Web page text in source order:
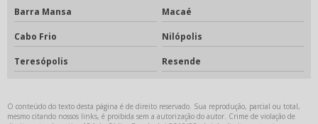
Barra Mansa Macaé
Cabo Frio Nilópolis
Teresópolis Resende
O conteúdo do texto desta página é de direito reservado. Sua reprodução, parcial ou total,
mesmo citando nossos links, é proibida sem a autorização do autor. Crime de violação de